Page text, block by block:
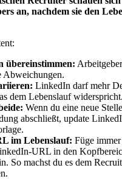
an, nachdem sie den
übereinstimmen:
Abweichungen.
LinkedIn darf mehr
dem Lebenslauf widerspricht.
Wenn du eine neue
abschließt, update
im Lebenslauf: Füge
URL in den
So machst du es dem